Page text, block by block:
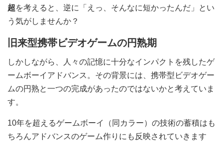
超を考えると、逆に「えっ、そんなに短かったんだ」とい
う気がしませんか？
旧来型携帯ビデオゲームの円熟期
しかしながら、人々の記憶に十分なインパクトを残したゲ
ームボーイアドバンス。その背景には、携帯型ビデオゲー
ムの円熟と一つの完成があったのではないかと考えていま
す。
10年を超えるゲームボーイ（同カラー）の技術の蓄積はも
ちろんアドバンスのゲーム作りにも反映されていきます